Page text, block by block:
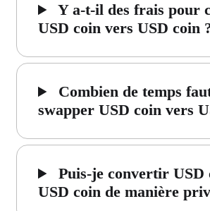
Y a-t-il des frais pour
USD coin vers USD coin
Combien de temps
swapper USD coin vers
Puis-je convertir USD
USD coin de manière